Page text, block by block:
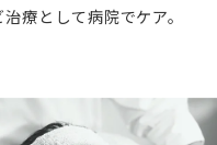
療として病院でケア。